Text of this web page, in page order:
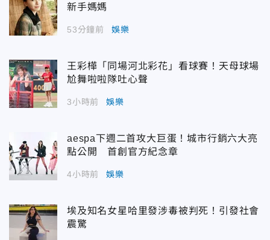
新手媽媽
53分鐘前 娛樂
王彩樺「同場河北彩花」看球賽！天母球場
尬舞啦啦隊吐心聲
3小時前 娛樂
aespa下週二首攻大巨蛋！城市行銷六大亮
點公開 首創官方紀念章
4小時前 娛樂
埃及知名女星哈里發涉毒被判死！引發社會
震驚